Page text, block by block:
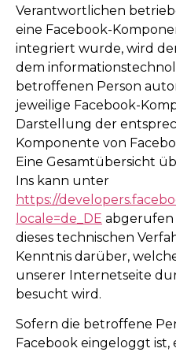
Verantwortlichen
eine Facebook-
integriert wurde, wird
dem
betroffenen Person
jeweilige Facebook-
Darstellung der
Komponente von
Eine Gesamtübersicht
Ins kann unter
https://
locale=de_DE abgerufen
dieses technischen
Kenntnis darüber,
unserer Internetseite
besucht wird.
Sofern die betroffene
Facebook eingeloggt